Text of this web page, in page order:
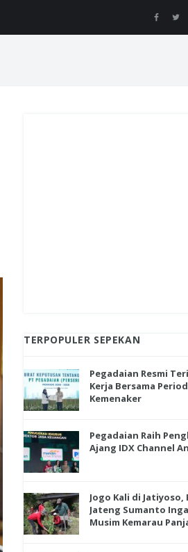
TERPOPULER SEPEKAN
Pegadaian Resmi
Kerja Bersama
Kemenaker
Pegadaian Raih
Ajang IDX Channel
Jogo Kali di Jatiyoso,
Jateng Sumanto
Musim Kemarau